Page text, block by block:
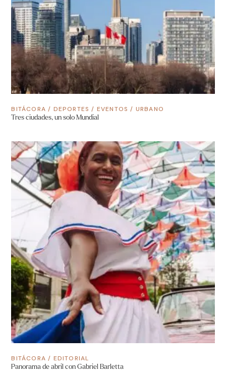
BITÁCORA / DEPORTES / EVENTOS / URBANO
Tres ciudades, un solo Mundial
BITÁCORA / EDITORIAL
Panorama de abril con Gabriel Barletta